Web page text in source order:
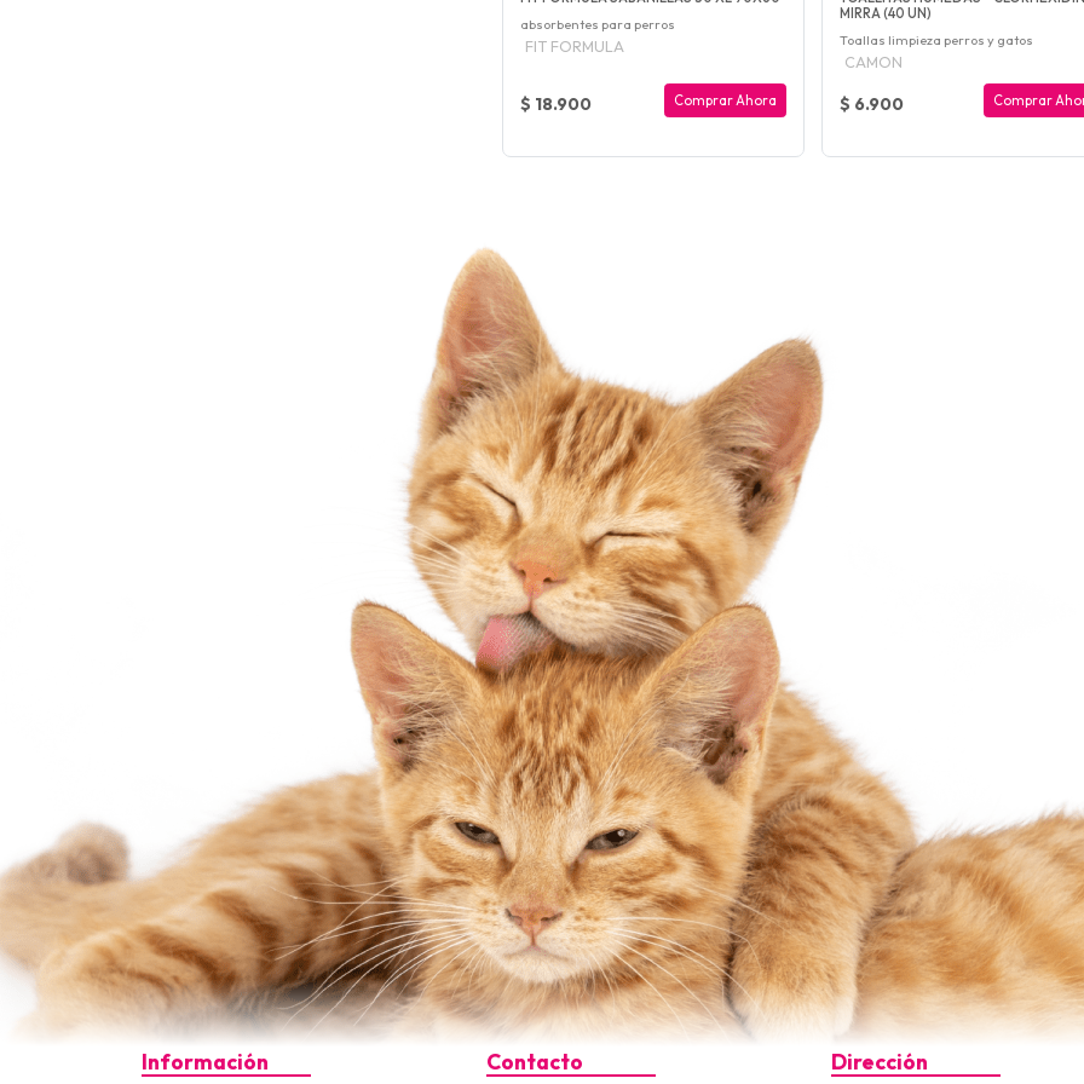
absorbentes para perros
FIT FORMULA
$ 18.900 Comprar Ahora
MIRRA (40 UN)
Toallas limpieza perros y gatos
CAMON
$ 6.900 Comprar
Información Contacto Dirección